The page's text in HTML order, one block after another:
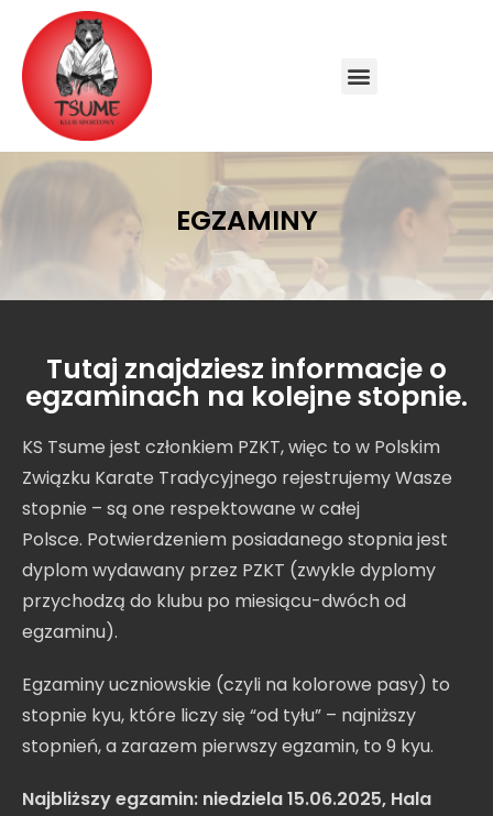
EGZAMINY
Tutaj znajdziesz informacje o
egzaminach na kolejne stopnie.
KS Tsume jest członkiem PZKT, więc to w Polskim
Związku Karate Tradycyjnego rejestrujemy Wasze
stopnie – są one respektowane w całej
Polsce. Potwierdzeniem posiadanego stopnia jest
dyplom wydawany przez PZKT (zwykle dyplomy
przychodzą do klubu po miesiącu-dwóch od
egzaminu).
Egzaminy uczniowskie (czyli na kolorowe pasy) to
stopnie kyu, które liczy się “od tyłu” – najniższy
stopnień, a zarazem pierwszy egzamin, to 9 kyu.
Najbliższy egzamin: niedziela 15.06.2025, Hala